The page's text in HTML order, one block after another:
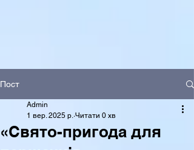
Пост
«Свято-пригода для
Admin
1 вер. 2025 р. Читати 0 хв